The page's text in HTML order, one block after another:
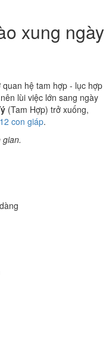
xung ngày
hệ tam hợp - lục hợp
lùi việc lớn sang ngày
(Tam Hợp) trở xuống,
con giáp.